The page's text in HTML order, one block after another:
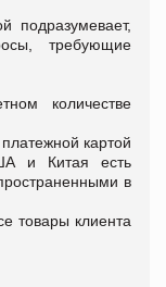
подразумевает,
требующие
количестве
картой
и Китая есть
в
товары клиента